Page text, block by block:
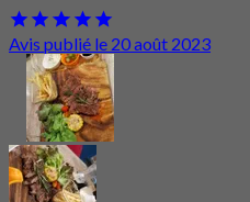
Avis publié le 20 août 2023